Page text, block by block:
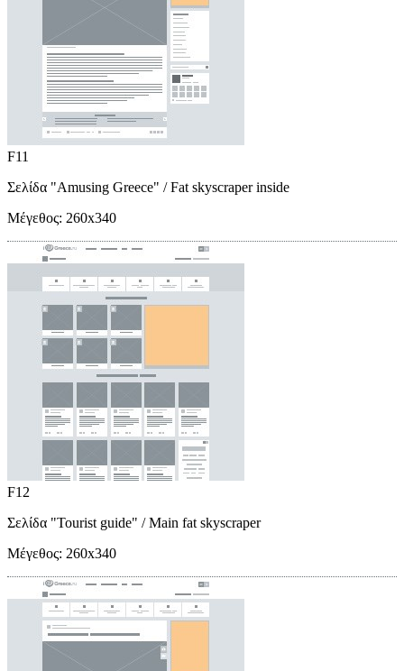
F11
Σελίδα "Amusing Greece" / Fat skyscraper inside
Μέγεθος: 260x340
F12
Σελίδα "Tourist guide" / Main fat skyscraper
Μέγεθος: 260x340